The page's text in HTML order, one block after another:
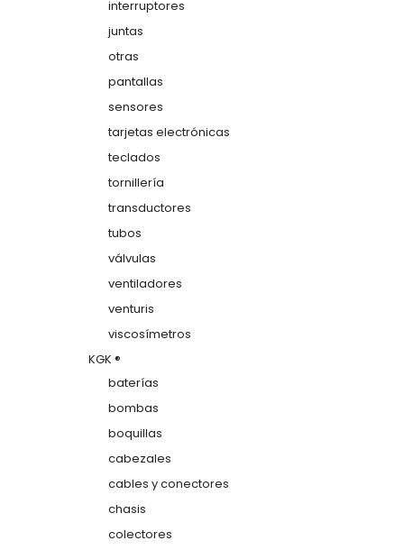
interruptores
juntas
otras
pantallas
sensores
tarjetas electrónicas
teclados
tornillería
transductores
tubos
válvulas
ventiladores
venturis
viscosímetros
KGK ®
baterías
bombas
boquillas
cabezales
cables y conectores
chasis
colectores